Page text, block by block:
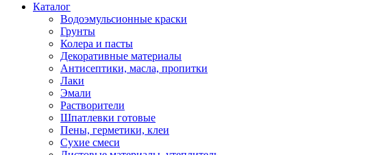
Каталог
Водоэмульсионные краски
Грунты
Колера и пасты
Декоративные материалы
Антисептики, масла, пропитки
Лаки
Эмали
Растворители
Шпатлевки готовые
Пены, герметики, клеи
Сухие смеси